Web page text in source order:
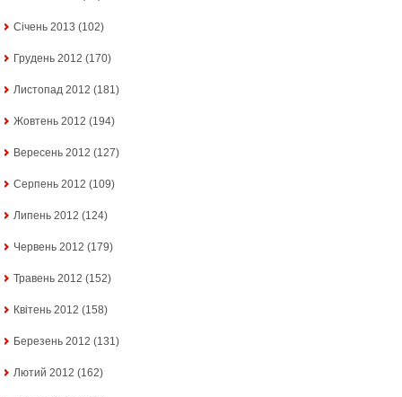
Січень 2013 (102)
Грудень 2012 (170)
Листопад 2012 (181)
Жовтень 2012 (194)
Вересень 2012 (127)
Серпень 2012 (109)
Липень 2012 (124)
Червень 2012 (179)
Травень 2012 (152)
Квітень 2012 (158)
Березень 2012 (131)
Лютий 2012 (162)